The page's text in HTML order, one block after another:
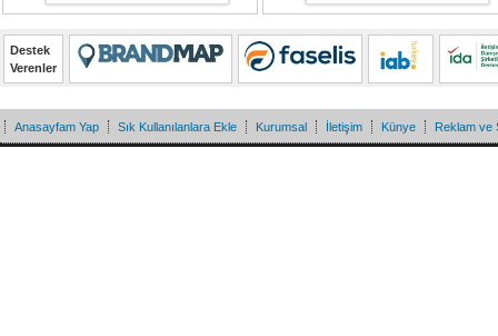
Destek
Verenler
Anasayfam Yap Sık Kullanılanlara Ekle Kurumsal İletişim Künye Reklam ve